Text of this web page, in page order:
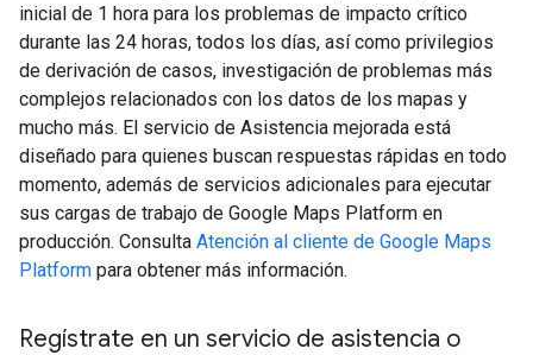
inicial de 1 hora para los problemas de impacto crítico
durante las 24 horas, todos los días, así como privilegios
de derivación de casos, investigación de problemas más
complejos relacionados con los datos de los mapas y
mucho más. El servicio de Asistencia mejorada está
diseñado para quienes buscan respuestas rápidas en todo
momento, además de servicios adicionales para ejecutar
sus cargas de trabajo de Google Maps Platform en
producción. Consulta Atención al cliente de Google Maps
Platform para obtener más información.
Regístrate en un servicio de asistencia o